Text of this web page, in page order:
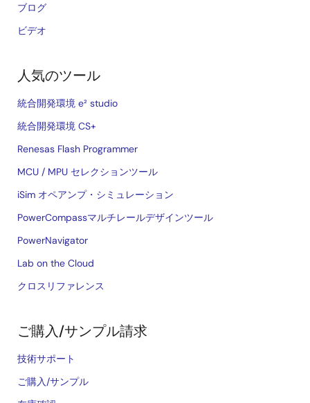
ブログ
ビデオ
人気のツール
統合開発環境 e² studio
統合開発環境 CS+
Renesas Flash Programmer
MCU / MPU セレクションツール
iSim オペアンプ・シミュレーション
PowerCompassマルチレールデザインツール
PowerNavigator
Lab on the Cloud
クロスリファレンス
ご購入/サンプル請求
技術サポート
ご購入/サンプル